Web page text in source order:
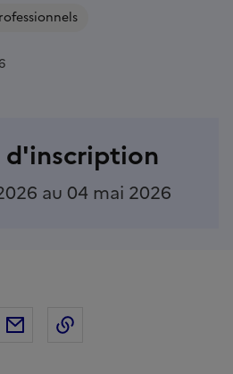
d'inscription
au 04 mai 2026
Twittersur Linkedin
Partager par Email